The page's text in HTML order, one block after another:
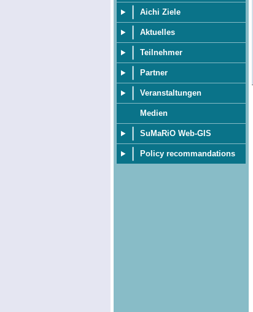
Aichi Ziele
Aktuelles
Teilnehmer
Partner
Veranstaltungen
Medien
SuMaRiO Web-GIS
Policy recommandations